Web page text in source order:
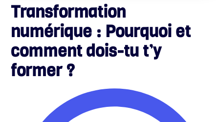
Transformation
numérique : Pourquoi et
comment dois-tu t’y
former ?